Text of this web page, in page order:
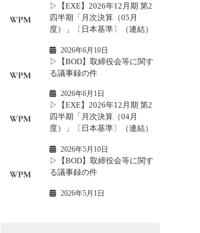
▷【EXE】2026年12月期 第2
四半期「月次決算（05月
度）」〔日本基準〕（連結）
2026年6月10日
▷【BOD】取締役会等に関す
る議事録の件
2026年6月1日
▷【EXE】2026年12月期 第2
四半期「月次決算（04月
度）」〔日本基準〕（連結）
2026年5月10日
▷【BOD】取締役会等に関す
る議事録の件
2026年5月1日